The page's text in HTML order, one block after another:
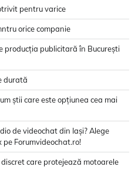
pentru varice
orice companie
producția publicitară în București
durată
știi care este opțiunea cea mai
de videochat din Iași? Alege
Forumvideochat.ro!
care protejează motoarele